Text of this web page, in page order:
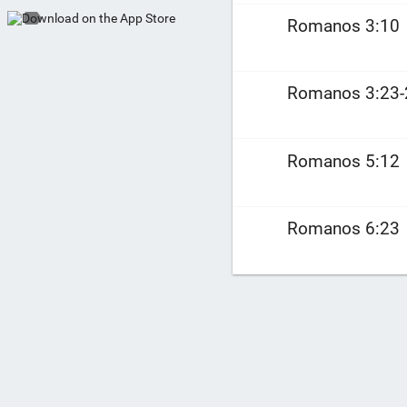
Romanos 3:10
Romanos
Romanos 5:12
Romanos 6:23